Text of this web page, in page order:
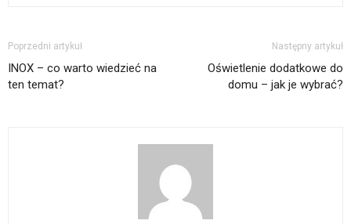
Poprzedni artykuł
INOX – co warto wiedzieć na
ten temat?
Następny artykuł
Oświetlenie dodatkowe do
domu – jak je wybrać?